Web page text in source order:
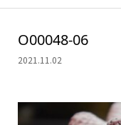
O00048-06
2021.11.02